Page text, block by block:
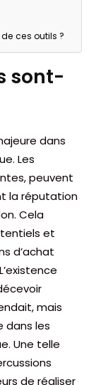
ces outils ?
sont-
dans
Les
peuvent
la réputation
Cela
et
d’achat
mais
dans les
Une telle
de réaliser